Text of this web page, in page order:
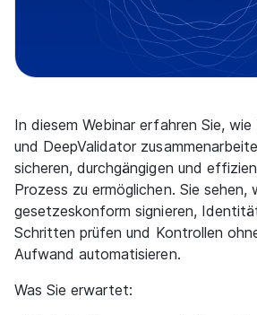
In diesem Webinar erfahren Sie, wie
und DeepValidator
sicheren, durchgängigen und
Prozess zu ermöglichen. Sie sehen,
gesetzeskonform signieren,
Schritten prüfen und Kontrollen
Aufwand automatisieren.
Was Sie erwartet: